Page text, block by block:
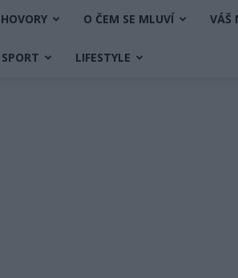
O ČEM SE MLUVÍ VÁŠ
SPORT LIFESTYLE